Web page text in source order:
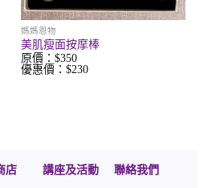
媽媽恩物
美肌瘦面按摩棒
原價：$350
優惠價：$230
店 講座及活動 聯絡我們